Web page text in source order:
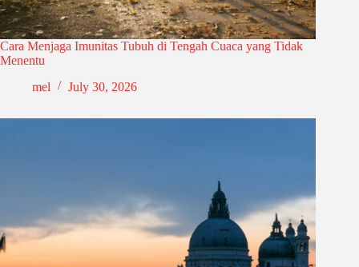
Cara Menjaga Imunitas Tubuh di Tengah Cuaca yang Tidak
Menentu
mel
July 30, 2026